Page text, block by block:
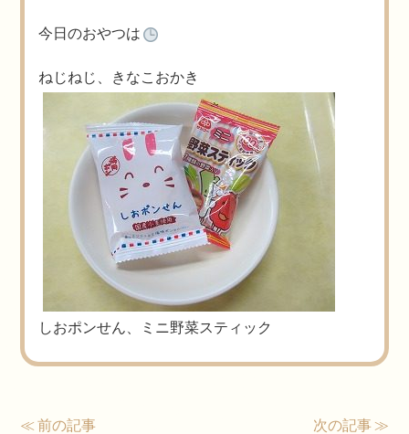
今日のおやつは
ねじねじ、きなこおかき
しおポンせん、ミニ野菜スティック
≪ 前の記事 次の記事 ≫